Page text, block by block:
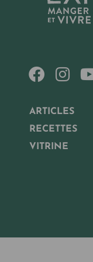
ARTICLES
RECETTES
VITRINE